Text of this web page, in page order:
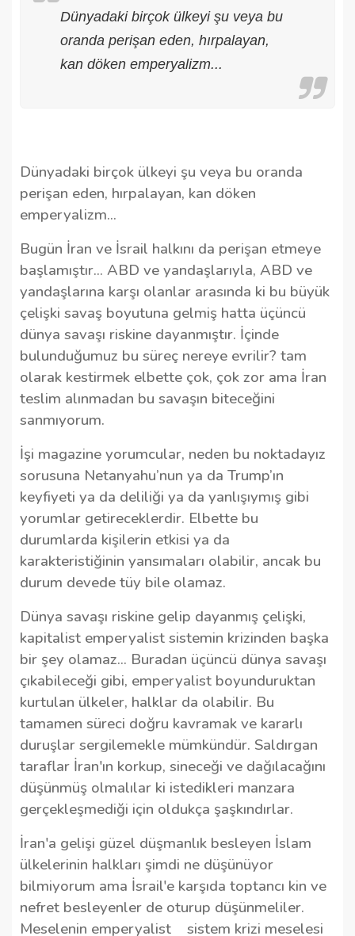
Dünyadaki birçok ülkeyi şu veya bu
oranda perişan eden, hırpalayan,
kan döken emperyalizm...
Dünyadaki birçok ülkeyi şu veya bu oranda
perişan eden, hırpalayan, kan döken
emperyalizm...
Bugün İran ve İsrail halkını da perişan etmeye
başlamıştır... ABD ve yandaşlarıyla, ABD ve
yandaşlarına karşı olanlar arasında ki bu büyük
çelişki savaş boyutuna gelmiş hatta üçüncü
dünya savaşı riskine dayanmıştır. İçinde
bulunduğumuz bu süreç nereye evrilir? tam
olarak kestirmek elbette çok, çok zor ama İran
teslim alınmadan bu savaşın biteceğini
sanmıyorum.
İşi magazine yorumcular, neden bu noktadayız
sorusuna Netanyahu’nun ya da Trump’ın
keyfiyeti ya da deliliği ya da yanlışıymış gibi
yorumlar getireceklerdir. Elbette bu
durumlarda kişilerin etkisi ya da
karakteristiğinin yansımaları olabilir, ancak bu
durum devede tüy bile olamaz.
Dünya savaşı riskine gelip dayanmış çelişki,
kapitalist emperyalist sistemin krizinden başka
bir şey olamaz... Buradan üçüncü dünya savaşı
çıkabileceği gibi, emperyalist boyunduruktan
kurtulan ülkeler, halklar da olabilir. Bu
tamamen süreci doğru kavramak ve kararlı
duruşlar sergilemekle mümkündür. Saldırgan
taraflar İran'ın korkup, sineceği ve dağılacağını
düşünmüş olmalılar ki istedikleri manzara
gerçekleşmediği için oldukça şaşkındırlar.
İran'a gelişi güzel düşmanlık besleyen İslam
ülkelerinin halkları şimdi ne düşünüyor
bilmiyorum ama İsrail'e karşıda toptancı kin ve
nefret besleyenler de oturup düşünmeliler.
Meselenin emperyalist
sistem krizi meselesi